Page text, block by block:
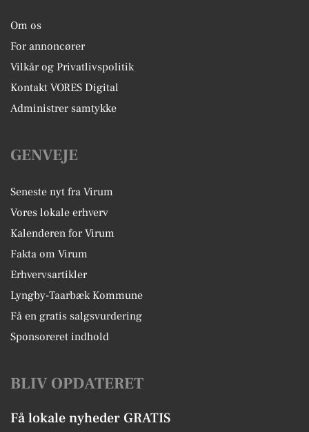
Om os
For annoncører
Vilkår og Privatlivspolitik
Kontakt VORES Digital
Administrer samtykke
GENVEJE
Seneste nyt fra Virum
Vores lokale erhverv
Kalenderen for Virum
Fakta om Virum
Erhvervsartikler
Lyngby-Taarbæk Kommune
Få en gratis salgsvurdering
Sponsoreret indhold
BLIV OPDATERET
Få lokale nyheder GRATIS